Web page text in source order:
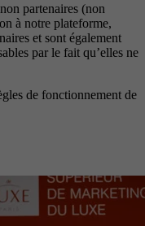
partenaires (non
à notre plateforme,
et sont également
par le fait qu’elles ne
de fonctionnement de